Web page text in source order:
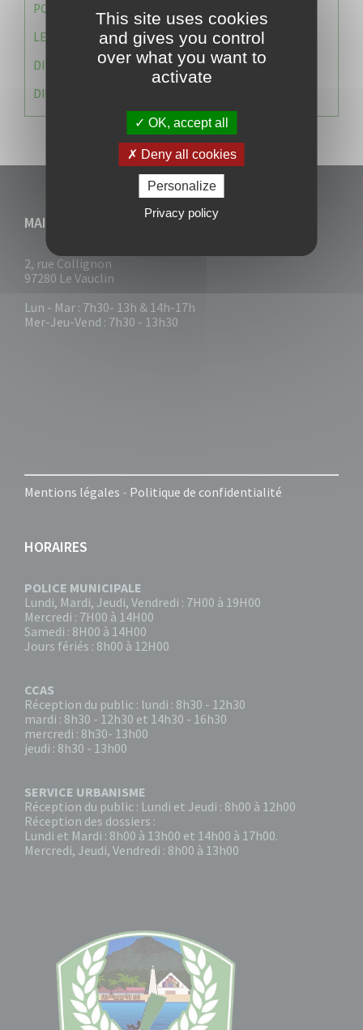
POLICE MUNICIPALE
LE CABINET DU MAIRE
DIRECTION DES RESSOURCES ET MOYENS
DIRECTION DU DEVELLOPPEMENT URBAIN DURABL
MAIRIE DU VAUCLIN
2, rue Collignon
97280 Le Vauclin
Lun - Mar : 7h30- 13h & 14h-17h
Mer-Jeu-Vend : 7h30 - 13h30
Mentions légales - Politique de confidentialité
HORAIRES
POLICE MUNICIPALE
Lundi, Mardi, Jeudi, Vendredi : 7H00 à 19H00
Mercredi : 7H00 à 14H00
Samedi : 8H00 à 14H00
Jours fériés : 8h00 à 12H00
CCAS
Réception du public : lundi : 8h30 - 12h30
mardi : 8h30 - 12h30 et 14h30 - 16h30
mercredi : 8h30- 13h00
jeudi : 8h30 - 13h00
SERVICE URBANISME
Réception du public : Lundi et Jeudi : 8h00 à 12h00
Réception des dossiers :
Lundi et Mardi : 8h00 à 13h00 et 14h00 à 17h00.
Mercredi, Jeudi, Vendredi : 8h00 à 13h00
This site uses cookies
and gives you control
over what you want to
activate
OK, accept all
Deny all cookies
Personalize
Privacy policy